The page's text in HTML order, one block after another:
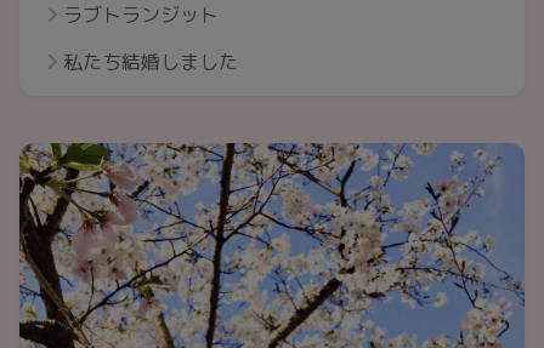
ラブトランジット
私たち結婚しました